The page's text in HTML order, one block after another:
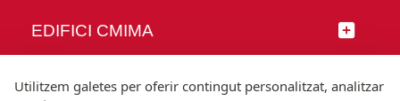
EDIFICI CMIMA
SEGUEIX-NOS
Utilitzem galetes per oferir contingut personalitzat, analitzar